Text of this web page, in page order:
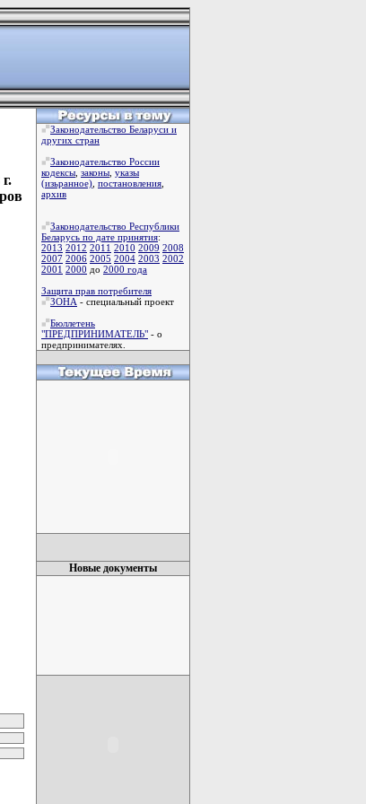
Законодательство Беларуси и
других стран
Законодательство России
кодексы законы указы
(изьранное) постановления
архив
Законодательство Республики
Беларусь по дате принятия:
2013 2012 2011 2010 2009 2008
2007 2006 2005 2004 2003 2002
2001 2000 до 2000 года
Защита прав потребителя
ЗОНА - специальный проект
Бюллетень
"ПРЕДПРИНИМАТЕЛЬ" - о
предпринимателях.
Новые документы